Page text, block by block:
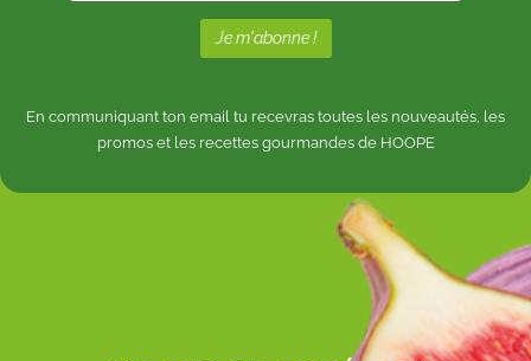
En communiquant ton email tu recevras toutes les nouveautés, les
promos et les recettes gourmandes de HOOPE